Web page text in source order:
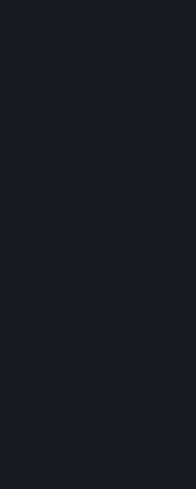
копать под ним, Трусогриб всё
"Кто там?" - шепчет
никого видеть. Только если это